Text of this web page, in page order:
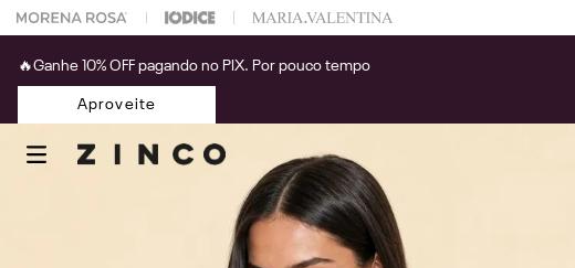
na sua 1° compra usando o cupom: PRIMEIRAZIN
🔥Ganhe 10% OFF pagando no PIX. Por pouco tempo
Aproveite